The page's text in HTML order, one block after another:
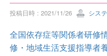
投稿日時 : 2021/11/26 シス
全国依存症等関係者研修
修・地域生活支援指導者